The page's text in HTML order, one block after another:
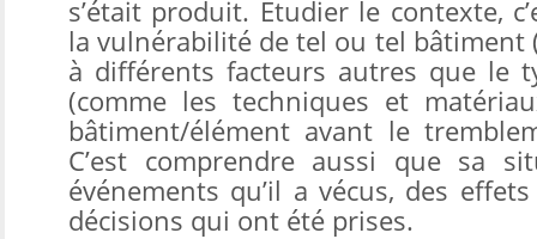
s’était produit. Etudier le contexte,
la vulnérabilité de tel ou tel bâtiment
à différents facteurs autres que le
(comme les techniques et
bâtiment/élément avant le
C’est comprendre aussi que sa
événements qu’il a vécus, des
décisions qui ont été prises.